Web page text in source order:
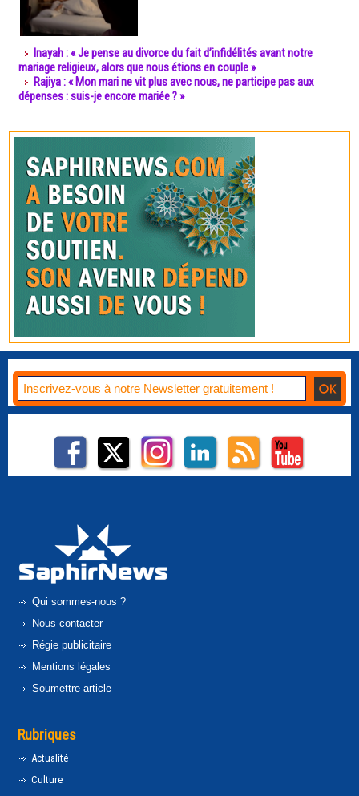
Inayah : « Je pense au divorce du fait d’infidélités avant notre
mariage religieux, alors que nous étions en couple »
Rajiya : « Mon mari ne vit plus avec nous, ne participe pas aux
dépenses : suis-je encore mariée ? »
Qui sommes-nous ?
Nous contacter
Régie publicitaire
Mentions légales
Soumettre article
Rubriques
Actualité
Culture